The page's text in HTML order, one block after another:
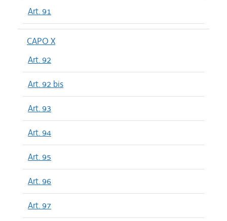
Art. 91
CAPO X
Art. 92
Art. 92 bis
Art. 93
Art. 94
Art. 95
Art. 96
Art. 97